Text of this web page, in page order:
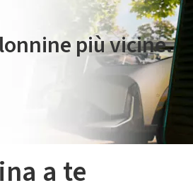
più vicine.
a te